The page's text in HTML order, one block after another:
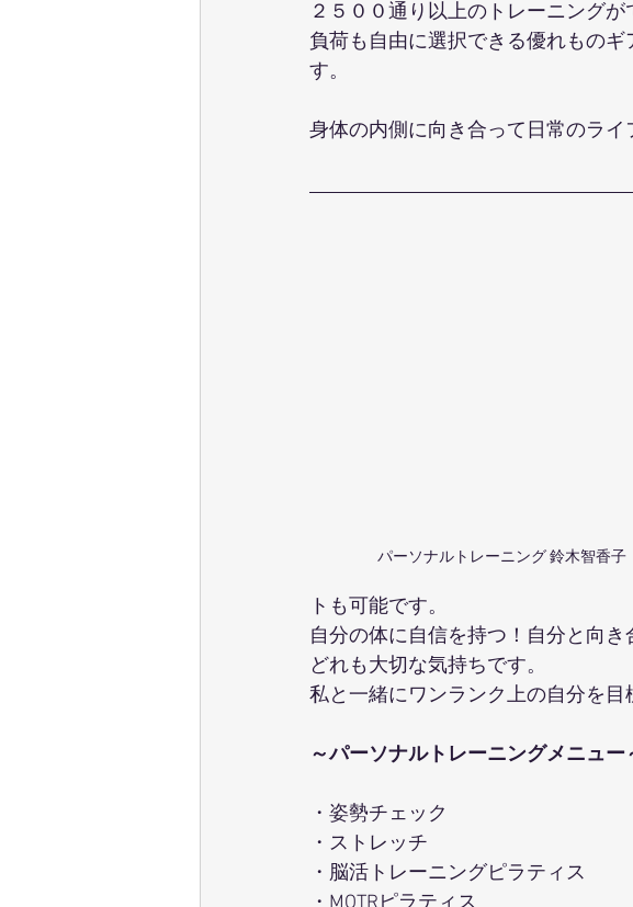
２５００通り以上のトレーニングが
負荷も自由に選択できる優れものギ
す。
身体の内側に向き合って日常のライ
パーソナルトレーニング 鈴木智香子
トも可能です。
自分の体に自信を持つ！自分と向
どれも大切な気持ちです。
私と一緒にワンランク上の自分を目
～パーソナルトレーニングメニュー
・姿勢チェック
・ストレッチ
・脳活トレーニングピラティス